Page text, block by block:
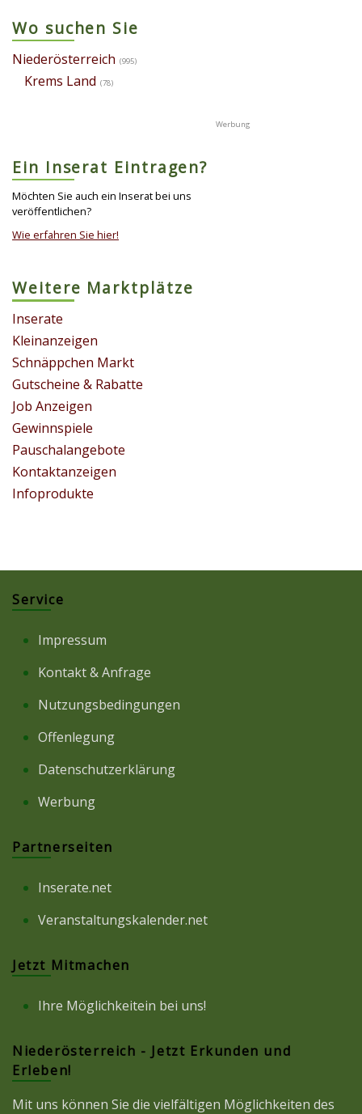
Wo suchen Sie
Niederösterreich (995)
Krems Land (78)
Ein Inserat Eintragen?
Möchten Sie auch ein Inserat bei uns
veröffentlichen?
Wie erfahren Sie hier!
Weitere Marktplätze
Inserate
Kleinanzeigen
Schnäppchen Markt
Gutscheine & Rabatte
Job Anzeigen
Gewinnspiele
Pauschalangebote
Kontaktanzeigen
Infoprodukte
Service
Impressum
Kontakt & Anfrage
Nutzungsbedingungen
Offenlegung
Datenschutzerklärung
Werbung
Partnerseiten
Inserate.net
Veranstaltungskalender.net
Jetzt Mitmachen
Ihre Möglichkeitein bei uns!
Niederösterreich - Jetzt Erkunden und
Erleben!
Mit uns können Sie die vielfältigen Möglichkeiten des